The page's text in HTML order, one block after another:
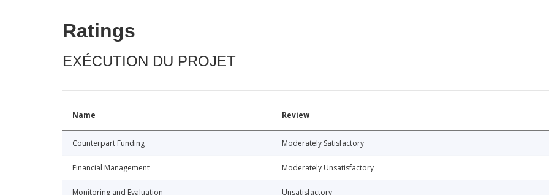
Ratings
EXÉCUTION DU PROJET
Name Review
Counterpart Funding Moderately Satisfactory
Financial Management Moderately Unsatisfactory
Monitoring and Evaluation Unsatisfactory